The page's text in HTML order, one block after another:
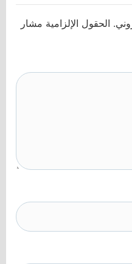
الحقول الإلزامية مشار